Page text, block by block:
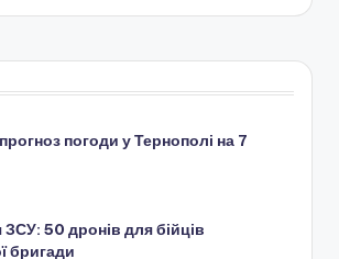
погоди у Тернополі на 7
50 дронів для бійців
бригади